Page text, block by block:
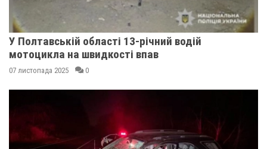
У Полтавській області 13-річний водій
мотоцикла на швидкості впав
07 листопада 2025 0